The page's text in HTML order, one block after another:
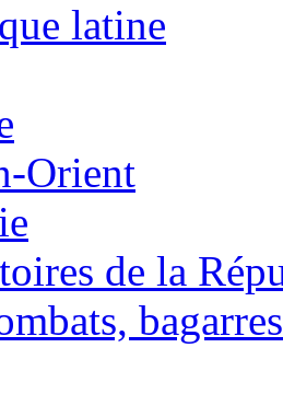
latine
Orient
de la
bagarres